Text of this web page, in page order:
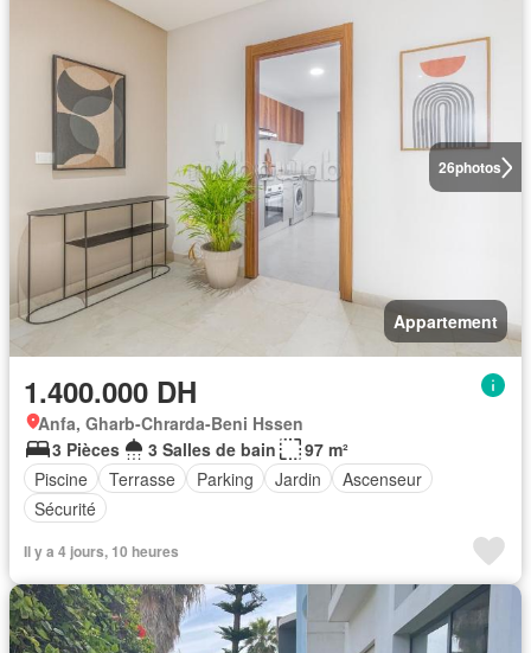
26photos
Appartement
1.400.000 DH
Anfa, Gharb-Chrarda-Beni Hssen
3 Pièces
3 Salles de bain
97 m²
Piscine
Terrasse Parking Jardin
Ascenseur
Sécurité
Il y a 4 jours, 10 heures